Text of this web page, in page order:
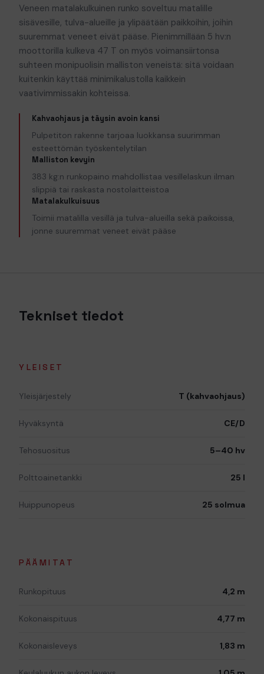
Veneen matalakulkuinen runko soveltuu matalille
sisävesille, tulva-alueille ja ylipäätään paikkoihin, joihin
suuremmat veneet eivät pääse. Pienimmillään 5 hv:n
moottorilla kulkeva 47 T on myös voimansiirtonsa
suhteen monipuolisin malliston veneistä: sitä voidaan
kuitenkin käyttää minimikalustolla kaikkein
vaativimmissakin kohteissa.
Kahvaohjaus ja täysin avoin kansi
Pulpetiton rakenne tarjoaa luokkansa suurimman
esteettömän työskentelytilan
Malliston kevyin
383 kg:n runkopaino mahdollistaa vesillelaskun ilman
slippiä tai raskasta nostolaitteistoa
Matalakulkuisuus
Toimii matalilla vesillä ja tulva-alueilla sekä paikoissa,
jonne suuremmat veneet eivät pääse
Tekniset tiedot
YLEISET
Yleisjärjestely T (kahvaohjaus)
Hyväksyntä CE/D
Tehosuositus 5–40 hv
Polttoainetankki 25 l
Huippunopeus 25 solmua
PÄÄMITAT
Runkopituus 4,2 m
Kokonaispituus 4,77 m
Kokonaisleveys 1,83 m